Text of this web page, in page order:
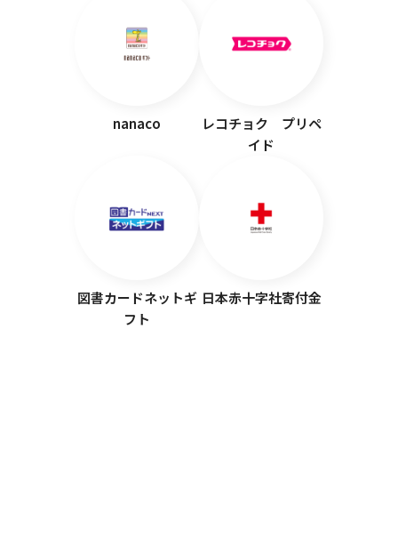
nanaco
レコチョク プリペ
イド
図書カードネットギ
フト
日本赤十字社寄付金